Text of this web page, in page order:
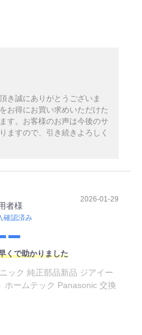
き誠にありがとうございま
お得にお買い求めいただけた
す。お客様のお声は今後のサ
ますので、引き続きよろしく
者様
確認済み
2026-01-29
くで助かりました
ック 純正部品新品 ジアイー
ホームテック Panasonic 交換